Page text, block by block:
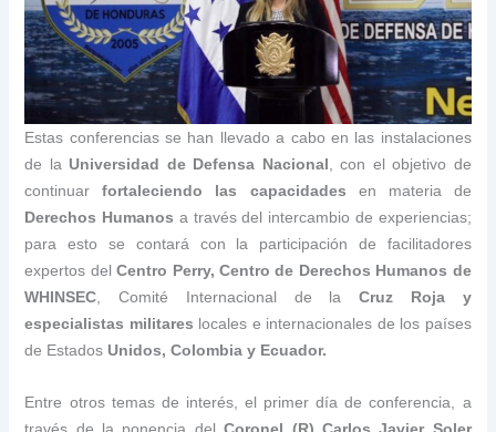
Estas conferencias se han llevado a cabo en las instalaciones
de la Universidad de Defensa Nacional , con el objetivo de
continuarfortaleciendo las capacidades en materia de
Derechos Humanos a través del intercambio de experiencias;
para esto se contará con la participación de facilitadores
expertos delCentro Perry, Centro de Derechos Humanos de
WHINSEC , Comité Internacional de laCruz Roja y
especialistas militares locales e internacionales de los países
de Estados Unidos, Colombia y Ecuador.
Entre otros temas de interés, el primer día de conferencia, a